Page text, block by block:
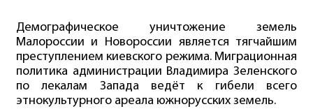
Демографическое уничтожение земель
Малороссии и Новороссии является тягчайшим
преступлением киевского режима. Миграционная
политика администрации Владимира Зеленского
по лекалам Запада ведёт к гибели всего
этнокультурного ареала южнорусских земель.